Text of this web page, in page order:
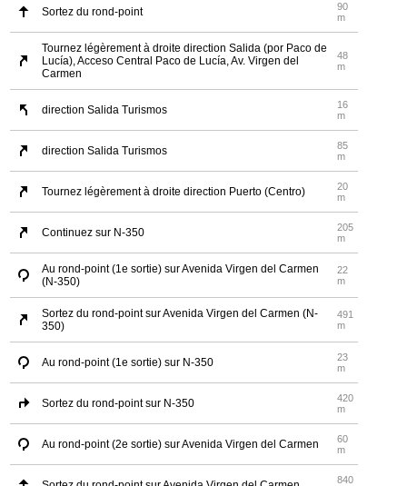
Sortez du rond-point
90
m
Tournez légèrement à droite direction Salida (por Paco de
Lucía), Acceso Central Paco de Lucía, Av. Virgen del
Carmen
48
m
direction Salida Turismos
16
m
direction Salida Turismos
85
m
Tournez légèrement à droite direction Puerto (Centro)
20
m
Continuez sur N-350
205
m
Au rond-point (1e sortie) sur Avenida Virgen del Carmen
(N-350)
22
m
Sortez du rond-point sur Avenida Virgen del Carmen (N-
350)
491
m
Au rond-point (1e sortie) sur N-350
23
m
Sortez du rond-point sur N-350
420
m
Au rond-point (2e sortie) sur Avenida Virgen del Carmen
60
m
840